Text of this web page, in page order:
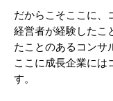
だからこそここに、
経営者が経験したこ
たことのあるコンサ
ここに成長企業には
す。